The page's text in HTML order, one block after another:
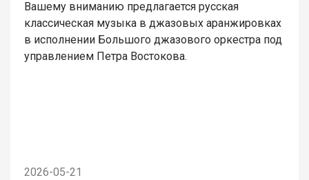
Вашему вниманию предлагается русская
классическая музыка в джазовых аранжировках
в исполнении Большого джазового оркестра под
управлением Петра Востокова.
2026-05-21